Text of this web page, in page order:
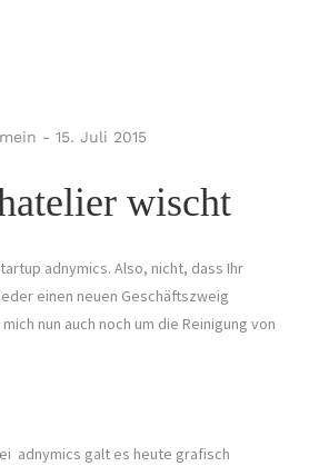
- 15. Juli 2015
wischt
adnymics. Also, nicht, dass Ihr
einen neuen Geschäftszweig
nun auch noch um die Reinigung von
adnymics galt es heute grafisch